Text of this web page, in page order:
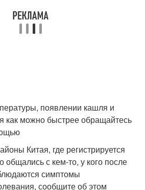
появлении кашля и
как можно быстрее обращайтесь
Китая, где регистрируется
общались с кем-то, у кого после
симптомы
сообщите об этом